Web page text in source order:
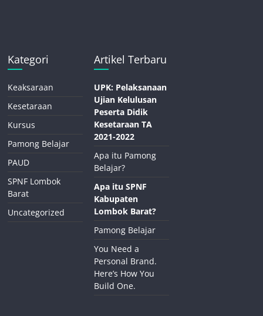
Kategori
Keaksaraan
Kesetaraan
Kursus
Pamong Belajar
PAUD
SPNF Lombok
Barat
Uncategorized
Artikel Terbaru
UPK: Pelaksanaan
Ujian Kelulusan
Peserta Didik
Kesetaraan TA
2021-2022
Apa itu Pamong
Belajar?
Apa itu SPNF
Kabupaten
Lombok Barat?
Pamong Belajar
You Need a
Personal Brand.
Here’s How You
Build One.